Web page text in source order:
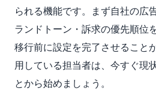
られる機能です。まず自社の広
ランドトーン・訴求の優先順位
移行前に設定を完了させること
用している担当者は、今すぐ現
とから始めましょう。